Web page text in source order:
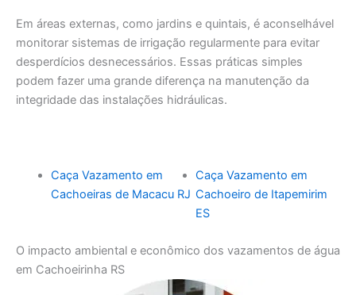
Em áreas externas, como jardins e quintais, é aconselhável
monitorar sistemas de irrigação regularmente para evitar
desperdícios desnecessários. Essas práticas simples
podem fazer uma grande diferença na manutenção da
integridade das instalações hidráulicas.
Caça Vazamento em
Cachoeiras de Macacu RJ
Caça Vazamento em
Cachoeiro de Itapemirim
ES
O impacto ambiental e econômico dos vazamentos de água
em Cachoeirinha RS